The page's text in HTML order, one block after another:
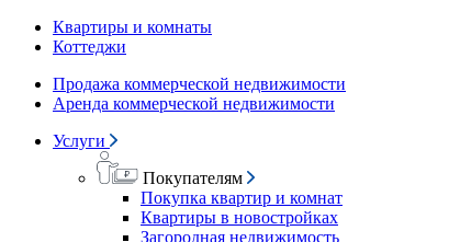
Квартиры и комнаты
Коттеджи
Продажа коммерческой недвижимости
Аренда коммерческой недвижимости
Услуги
Покупателям
Покупка квартир и комнат
Квартиры в новостройках
Загородная недвижимость